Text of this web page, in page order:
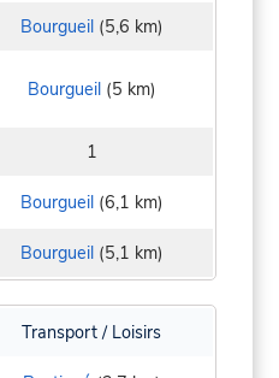
Bourgueil(5,6 km)
Bourgueil(5 km)
1
Bourgueil(6,1 km)
Bourgueil(5,1 km)
Transport / Loisirs